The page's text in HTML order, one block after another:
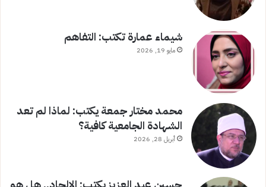
شيماء عمارة تكتب: التفاهم
مايو 19, 2026
محمد مختار جمعة يكتب: لماذا لم تعد
الشهادة الجامعية كافية؟
أبريل 28, 2026